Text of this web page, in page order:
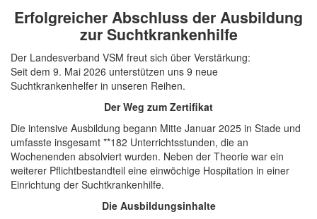
Erfolgreicher Abschluss der Ausbildung
zur Suchtkrankenhilfe
Der Landesverband VSM freut sich über Verstärkung:
Seit dem 9. Mai 2026 unterstützen uns 9 neue
Suchtkrankenhelfer in unseren Reihen.
Der Weg zum Zertifikat
Die intensive Ausbildung begann Mitte Januar 2025 in Stade und
umfasste insgesamt **182 Unterrichtsstunden, die an
Wochenenden absolviert wurden. Neben der Theorie war ein
weiterer Pflichtbestandteil eine einwöchige Hospitation in einer
Einrichtung der Suchtkrankenhilfe.
Die Ausbildungsinhalte